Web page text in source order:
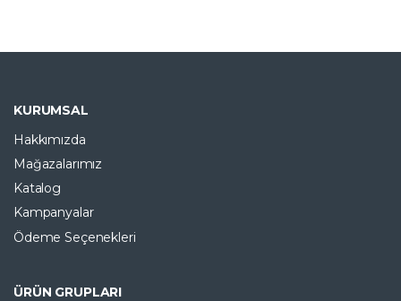
KURUMSAL
Hakkımızda
Mağazalarımız
Katalog
Kampanyalar
Ödeme Seçenekleri
ÜRÜN GRUPLARI